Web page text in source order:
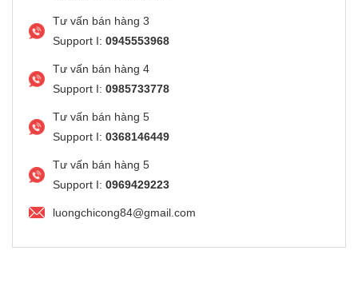
Tư vấn bán hàng 3
Support I: 0945553968
Tư vấn bán hàng 4
Support I: 0985733778
Tư vấn bán hàng 5
Support I: 0368146449
Tư vấn bán hàng 5
Support I: 0969429223
luongchicong84@gmail.com